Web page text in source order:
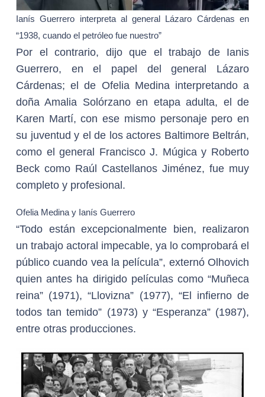
Ianís Guerrero interpreta al general Lázaro Cárdenas en
“1938, cuando el petróleo fue nuestro”
Por el contrario, dijo que el trabajo de Ianis
Guerrero, en el papel del general Lázaro
Cárdenas; el de Ofelia Medina interpretando a
doña Amalia Solórzano en etapa adulta, el de
Karen Martí, con ese mismo personaje pero en
su juventud y el de los actores Baltimore Beltrán,
como el general Francisco J. Múgica y Roberto
Beck como Raúl Castellanos Jiménez, fue muy
completo y profesional.
Ofelia Medina y Ianís Guerrero
“Todo están excepcionalmente bien, realizaron
un trabajo actoral impecable, ya lo comprobará el
público cuando vea la película”, externó Olhovich
quien antes ha dirigido películas como “Muñeca
reina” (1971), “Llovizna” (1977), “El infierno de
todos tan temido” (1973) y “Esperanza” (1987),
entre otras producciones.